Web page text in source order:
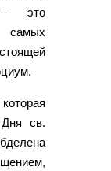
– это
Дня св.